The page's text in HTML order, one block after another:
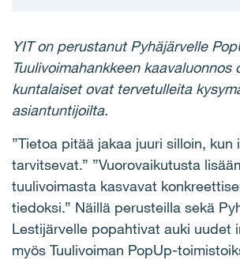
YIT on perustanut Pyhäjärvelle
Tuulivoimahankkeen kaavaluonnos
kuntalaiset ovat tervetulleita
asiantuntijoilta.
”Tietoa pitää jakaa juuri silloin, kun
tarvitsevat.” ”Vuorovaikutusta
tuulivoimasta kasvavat
tiedoksi.” Näillä perusteilla sekä
Lestijärvelle popahtivat auki uudet
myös Tuulivoiman PopUp-